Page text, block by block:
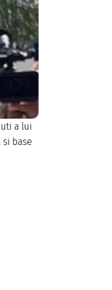
a lui
si base